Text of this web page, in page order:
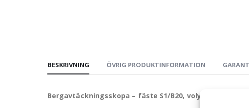
BESKRIVNING ÖVRIG PRODUKTINFORMATION
Bergavtäckningsskopa – fäste S1/B20, volym 900 liter,